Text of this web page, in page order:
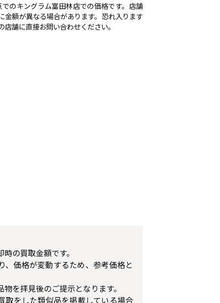
のキングラム富田林店での価格です。店舗
金額が異なる場合があります。恐れ入ります
舗に直接お問い合わせください。
の買取金額です。
、価格が変動するため、参考価格と
を拝見後のご提示となります。
取をした類似品を掲載している場合